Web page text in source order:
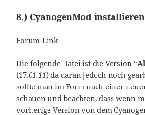
8.) CyanogenMod installieren
Forum-Link
Die folgende Datei ist die Version “
(17.01.11) da daran jedoch noch
sollte man im Form nach einer
schauen und beachten, dass wenn
vorherige Version von dem